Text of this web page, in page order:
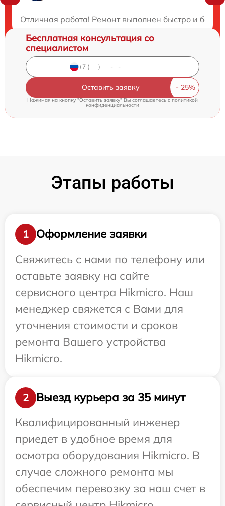
Отличная работа! Ремонт выполнен быстро и
Бесплатная консультация со
специалистом
Оставить заявку
Нажимая на кнопку "Оставить заявку" Вы соглашаетесь cполитикой
конфиденциальности
Этапы работы
1
Оформление заявки
Свяжитесь с нами по телефону или
оставьте заявку на сайте
сервисного центра Hikmicro. Наш
менеджер свяжется с Вами для
уточнения стоимости и сроков
ремонта Вашего устройства
Hikmicro.
2
Выезд курьера за 35 минут
Квалифицированный инженер
приедет в удобное время для
осмотра оборудования Hikmicro. В
случае сложного ремонта мы
обеспечим перевозку за наш счет в